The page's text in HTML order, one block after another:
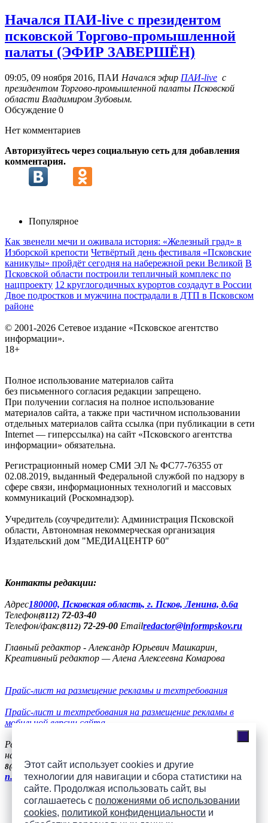
Этот сайт использует cookies и другие
технологии для навигации и сбора статистики на
сайте. Продолжая использовать сайт, вы
соглашаетесь с положениями об использовании
cookies, политикой конфиденциальности и
Начался ПАИ-live с президентом
псковской Торгово-промышленной
палаты (ЭФИР ЗАВЕРШЁН)
09:05, 09 ноября 2016, ПАИ Начался эфир ПАИ-live с
президентом Торгово-промышленной палаты Псковской
области Владимиром Зубовым.
Обсуждение 0
Нет комментариев
Авторизуйтесь через социальную сеть для добавления
комментария.
Популярное
Как звенели мечи и оживала история: «Железный град» в
Изборской крепости Четвёртый день фестиваля «Псковские
каникулы» пройдёт сегодня на набережной реки Великой В
Псковской области построили тепличный комплекс по
нацпроекту 12 круглогодичных курортов создадут в России
Двое подростков и мужчина пострадали в ДТП в Псковском
районе
© 2001-2026 Сетевое издание «Псковское агентство
информации».
18+
Полное использование материалов сайта
без письменного согласия редакции запрещено.
При получении согласия на полное использование
материалов сайта, а также при частичном использовании
отдельных материалов сайта ссылка (при публикации в сети
Internet — гиперссылка) на сайт «Псковского агентства
информации» обязательна.
Регистрационный номер СМИ ЭЛ № ФС77-76355 от
02.08.2019, выданный Федеральной службой по надзору в
сфере связи, информационных технологий и массовых
коммуникаций (Роскомнадзор).
Учредитель (соучредители): Администрация Псковской
области, Автономная некоммерческая организация
Издательский дом "МЕДИАЦЕНТР 60"
Контакты редакции:
Адреc180000, Псковская область, г. Псков, Ленина, д.6а
Телефон(8112) 72-03-40
Телефон/факс(8112) 72-29-00 Emailredactor@informpskov.ru
Главный редактор - Александр Юрьевич Машкарин,
Креативный редактор — Алена Алексеевна Комарова
Прайс-лист на размещение рекламы и техтребования
Прайс-лист и техтребования на размещение рекламы в
мобильной версии сайта
Реклама
на сайте
8(8112)57-51-94
n.vasilieva@mh-pskov.ru
Слушать радио «7 небо» онлайн